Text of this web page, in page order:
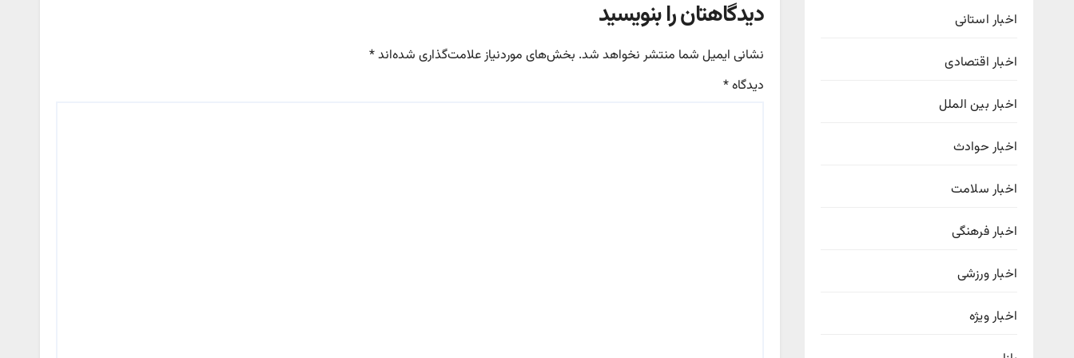
اخبار استانی
اخبار اقتصادی
اخبار بین الملل
اخبار حوادث
اخبار سلامت
اخبار فرهنگی
اخبار ورزشی
اخبار ویژه
دیدگاهتان را بنویسید
نشانی ایمیل شما منتشر نخواهد شد. بخش‌های موردنیاز علامت‌گذاری شده‌اند*
دیدگاه*